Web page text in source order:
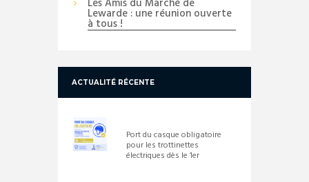
Les Amis du Marché de
Lewarde : une réunion ouverte
à tous !
ACTUALITÉ RÉCENTE
Port du casque obligatoire
pour les trottinettes
électriques dès le 1er